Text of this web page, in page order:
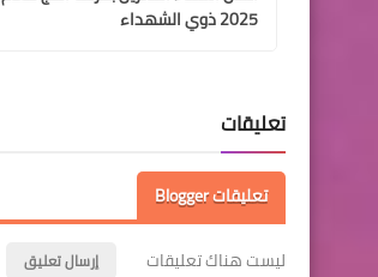
2025 ذوي الشهداء
تعليقات
تعليقات Blogger
ليست هناك تعليقات إرسال تعليق